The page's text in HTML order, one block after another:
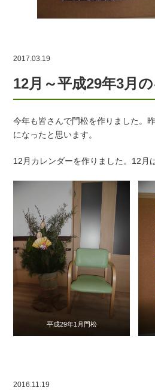
2017.03.19
12月～平成29年3月
今年も皆さんで門松を作りました。
になったと思います。
12月カレンダーを作りました。12月
平成29年1月門松
2016.11.19